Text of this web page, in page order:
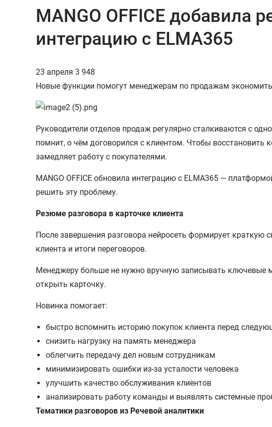
MANGO OFFICE добавила
интеграцию с ELMA365
23 апреля 3 948
Новые функции помогут менеджерам по продажам
Руководители отделов продаж регулярно сталкиваются с
помнит, о чём договорился с клиентом. Чтобы восстановить
замедляет работу с покупателями.
MANGO OFFICE обновила интеграцию с ELMA365 —
решить эту проблему.
Резюме разговора в карточке клиента
После завершения разговора нейросеть формирует краткую
клиента и итоги переговоров.
Менеджеру больше не нужно вручную записывать ключевые
открыть карточку.
Новинка помогает:
быстро вспомнить историю покупок клиента перед
снизить нагрузку на память менеджера
облегчить передачу дел новым сотрудникам
минимизировать ошибки из-за усталости человека
улучшить качество обслуживания клиентов
анализировать работу команды и выявлять системные
Тематики разговоров из Речевой аналитики